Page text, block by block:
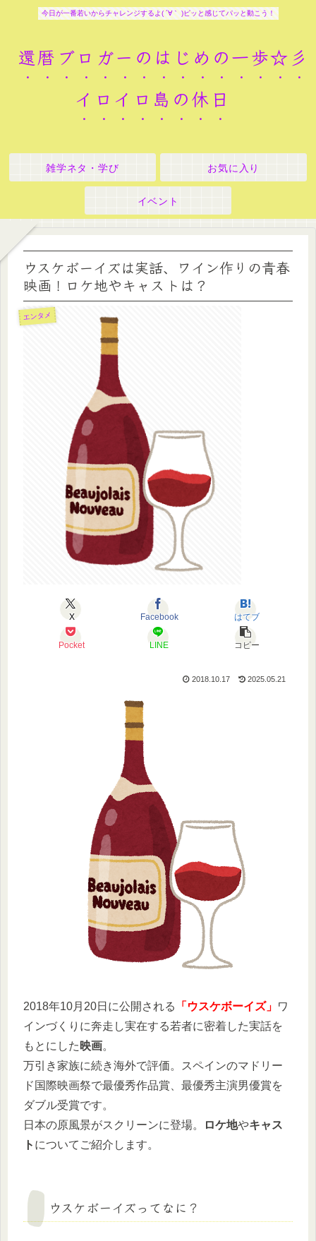
今日が一番若いからチャレンジするよ( ´∀｀ )ピッと感じてパッと動こう！
還暦ブロガーのはじめの一歩☆彡
イロイロ島の休日
雑学ネタ・学び お気に入り
イベント
ウスケボーイズは実話、ワイン作りの青春
映画！ロケ地やキャストは？
エンタメ
X Facebook はてブ
Pocket LINE コピー
2018.10.17 2025.05.21
2018年10月20日に公開される 「ウスケボーイズ」 ワ
インづくりに奔走し実在する若者に密着した実話を
もとにした 映画。
万引き家族に続き海外で評価。スペインのマドリー
ド国際映画祭で最優秀作品賞、最優秀主演男優賞を
ダブル受賞です。
日本の原風景がスクリーンに登場。
ロケ地やキャス
ト についてご紹介します。
ウスケボーイズってなに？